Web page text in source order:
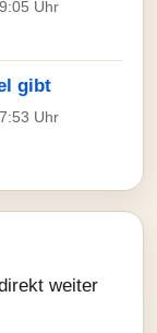
Uhr
gibt
Uhr
weiter